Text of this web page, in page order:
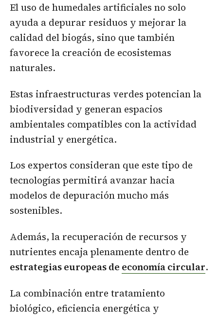
El uso de humedales artificiales no solo
ayuda a depurar residuos y mejorar la
calidad del biogás, sino que también
favorece la creación de ecosistemas
naturales.
Estas infraestructuras verdes potencian la
biodiversidad y generan espacios
ambientales compatibles con la actividad
industrial y energética.
Los expertos consideran que este tipo de
tecnologías permitirá avanzar hacia
modelos de depuración mucho más
sostenibles.
Además, la recuperación de recursos y
nutrientes encaja plenamente dentro de
estrategias europeas de economía circular.
La combinación entre tratamiento
biológico, eficiencia energética y